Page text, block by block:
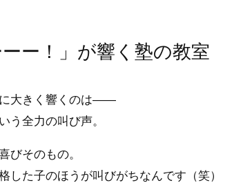
ー！」が響く塾の教室
大きく響くのは——
う全力の叫び声。
びそのもの。
した子のほうが叫びがちなんです（笑）